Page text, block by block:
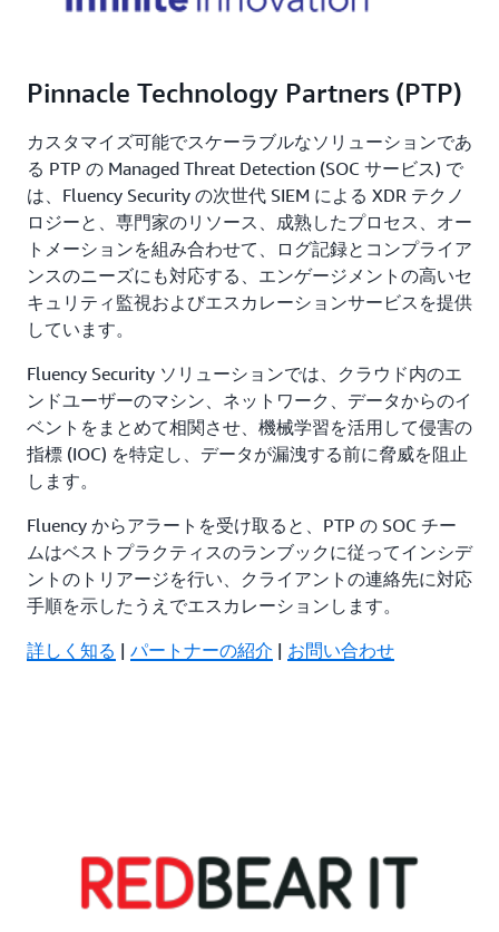
Pinnacle Technology Partners (PTP)
カスタマイズ可能でスケーラブルなソリューションであ
る PTP の Managed Threat Detection (SOC サービス) で
は、Fluency Security の次世代 SIEM による XDR テクノ
ロジーと、専門家のリソース、成熟したプロセス、オー
トメーションを組み合わせて、ログ記録とコンプライア
ンスのニーズにも対応する、エンゲージメントの高いセ
キュリティ監視およびエスカレーションサービスを提供
しています。
Fluency Security ソリューションでは、クラウド内のエ
ンドユーザーのマシン、ネットワーク、データからのイ
ベントをまとめて相関させ、機械学習を活用して侵害の
指標 (IOC) を特定し、データが漏洩する前に脅威を阻止
します。
Fluency からアラートを受け取ると、PTP の SOC チー
ムはベストプラクティスのランブックに従ってインシデ
ントのトリアージを行い、クライアントの連絡先に対応
手順を示したうえでエスカレーションします。
詳しく知る | パートナーの紹介 | お問い合わせ